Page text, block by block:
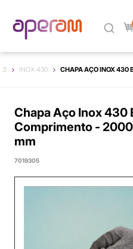
INOX 430 CHAPA AÇO INOX 430
Chapa Aço Inox 430
Comprimento -
mm
7019305